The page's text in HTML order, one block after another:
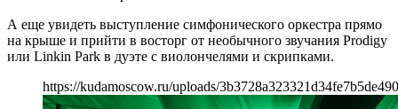
А еще увидеть выступление симфонического оркестра прямо
на крыше и прийти в восторг от необычного звучания Prodigy
или Linkin Park в дуэте с виолончелями и скрипками.
https://kudamoscow.ru/uploads/